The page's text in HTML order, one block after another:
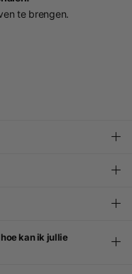
te brengen.
kan ik jullie